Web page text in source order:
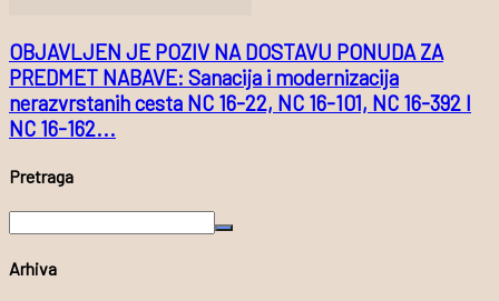
OBJAVLJEN JE POZIV NA DOSTAVU PONUDA ZA
PREDMET NABAVE: Sanacija i modernizacija
nerazvrstanih cesta NC 16-22, NC 16-101, NC 16-392 I
NC 16-162...
Pretraga
Arhiva